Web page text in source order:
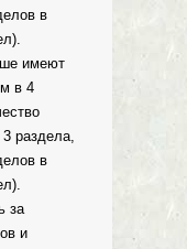
в
имеют
в 4
раздела,
в
за
и